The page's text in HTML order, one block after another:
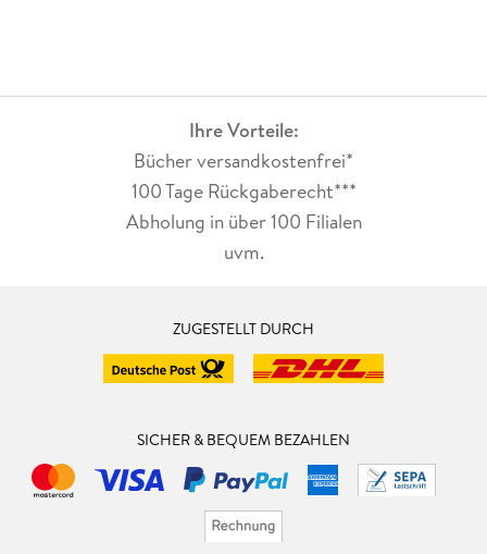
Ihre Vorteile:
Bücher versandkostenfrei*
100 Tage Rückgaberecht***
Abholung in über 100 Filialen
uvm.
ZUGESTELLT DURCH
SICHER & BEQUEM BEZAHLEN